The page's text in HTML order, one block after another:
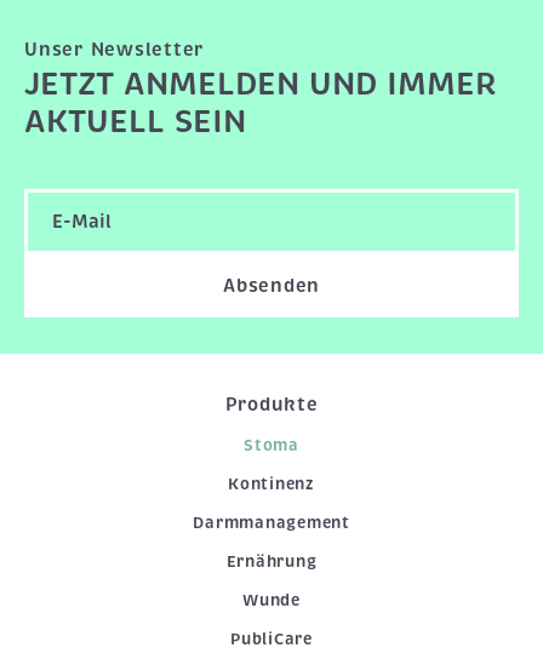
Unser Newsletter
JETZT ANMELDEN UND IMMER
AKTUELL SEIN
Absenden
Produkte
Stoma
Kontinenz
Darmmanagement
Ernährung
Wunde
PubliCare